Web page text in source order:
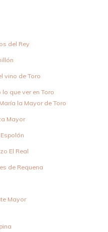
del Rey
vino de Toro
que ver en Toro
la Mayor de Toro
Mayor
El Real
de Requena
Mayor